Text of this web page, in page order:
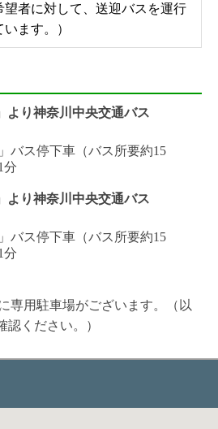
望者に対して、送迎バスを運行
います。）
より神奈川中央交通バス
バス停下車（バス所要約15
より神奈川中央交通バス
バス停下車（バス所要約15
専用駐車場がございます。（以
認ください。）